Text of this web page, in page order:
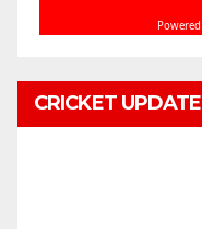
CRICKET UPDATE